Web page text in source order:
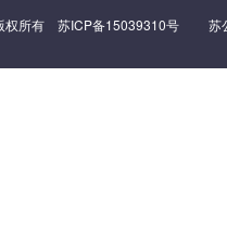
权所有 苏ICP备15039310号 苏